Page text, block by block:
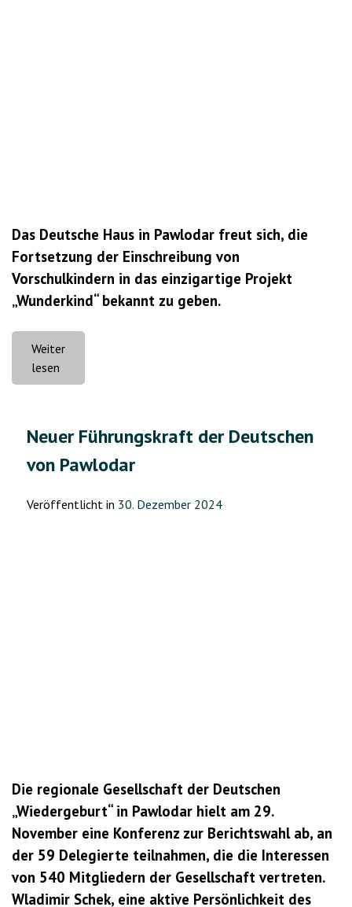
Das Deutsche Haus in Pawlodar freut sich, die
Fortsetzung der Einschreibung von
Vorschulkindern in das einzigartige Projekt
„Wunderkind“ bekannt zu geben.
Weiter
lesen
gesucht!“
Neuer Führungskraft der Deutschen
von Pawlodar
Veröffentlicht in 30. Dezember 2024
Die regionale Gesellschaft der Deutschen
„Wiedergeburt“ in Pawlodar hielt am 29.
November eine Konferenz zur Berichtswahl ab, an
der 59 Delegierte teilnahmen, die die Interessen
von 540 Mitgliedern der Gesellschaft vertreten.
Wladimir Schek, eine aktive Persönlichkeit des